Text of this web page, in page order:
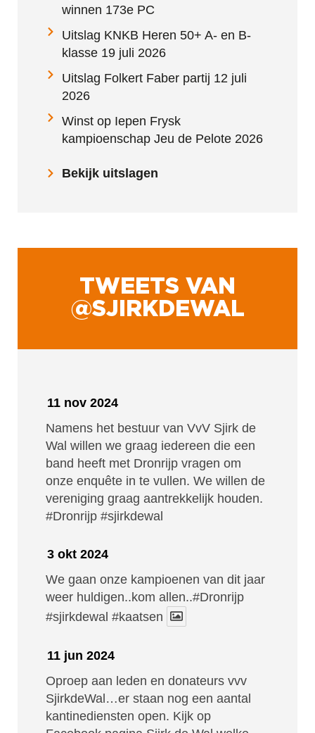
winnen 173e PC
Uitslag KNKB Heren 50+ A- en B-
klasse 19 juli 2026
Uitslag Folkert Faber partij 12 juli
2026
Winst op Iepen Frysk
kampioenschap Jeu de Pelote 2026
Bekijk uitslagen
TWEETS VAN
@SJIRKDEWAL
11 nov 2024
Namens het bestuur van VvV Sjirk de
Wal willen we graag iedereen die een
band heeft met Dronrijp vragen om
onze enquête in te vullen. We willen de
vereniging graag aantrekkelijk houden.
#Dronrijp #sjirkdewal
3 okt 2024
We gaan onze kampioenen van dit jaar
weer huldigen..kom allen..#Dronrijp
#sjirkdewal #kaatsen
11 jun 2024
Oproep aan leden en donateurs vvv
SjirkdeWal…er staan nog een aantal
kantinediensten open. Kijk op